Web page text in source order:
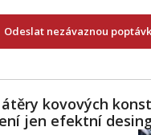
Odeslat nezávaznou
kovových
jen efektní